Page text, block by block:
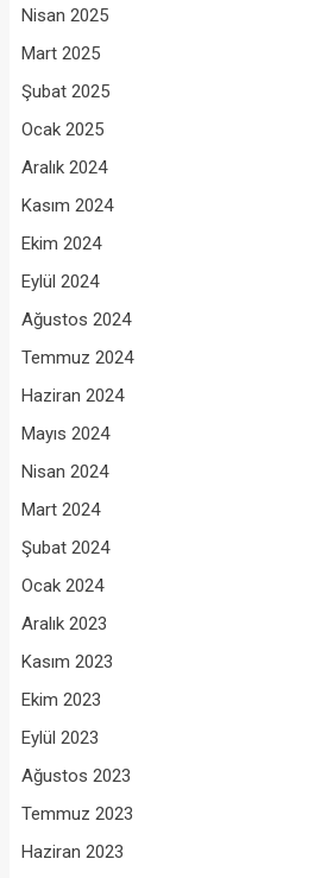
Nisan 2025
Mart 2025
Şubat 2025
Ocak 2025
Aralık 2024
Kasım 2024
Ekim 2024
Eylül 2024
Ağustos 2024
Temmuz 2024
Haziran 2024
Mayıs 2024
Nisan 2024
Mart 2024
Şubat 2024
Ocak 2024
Aralık 2023
Kasım 2023
Ekim 2023
Eylül 2023
Ağustos 2023
Temmuz 2023
Haziran 2023